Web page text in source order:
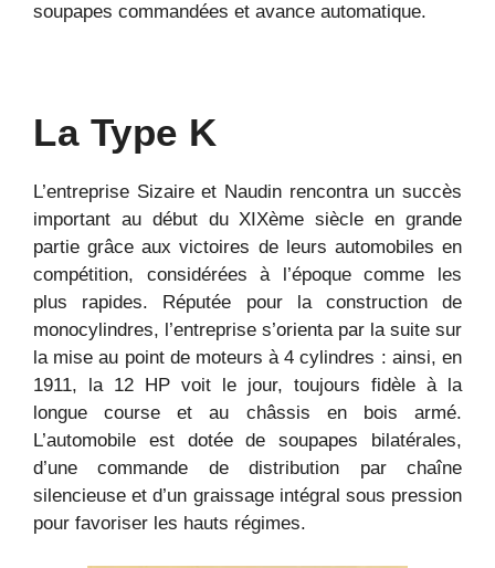
soupapes commandées et avance automatique.
La Type K
L’entreprise Sizaire et Naudin rencontra un succès
important au début du XIXème siècle en grande
partie grâce aux victoires de leurs automobiles en
compétition, considérées à l’époque comme les
plus rapides. Réputée pour la construction de
monocylindres, l’entreprise s’orienta par la suite sur
la mise au point de moteurs à 4 cylindres : ainsi, en
1911, la 12 HP voit le jour, toujours fidèle à la
longue course et au châssis en bois armé.
L’automobile est dotée de soupapes bilatérales,
d’une commande de distribution par chaîne
silencieuse et d’un graissage intégral sous pression
pour favoriser les hauts régimes.